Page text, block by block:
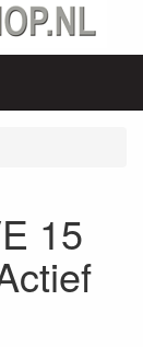
15